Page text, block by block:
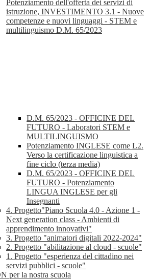
Potenziamento dell'offerta dei servizi di
istruzione, INVESTIMENTO 3.1 - Nuove
competenze e nuovi linguaggi - STEM e
multilinguismo D.M. 65/2023
D.M. 65/2023 - OFFICINE DEL
FUTURO - Laboratori STEM e
MULTILINGUISMO
Potenziamento INGLESE come L2.
Verso la certificazione linguistica a
fine ciclo (terza media)
D.M. 65/2023 - OFFICINE DEL
FUTURO - Potenziamento
LINGUA INGLESE per gli
Insegnanti
4. Progetto"Piano Scuola 4.0 - Azione 1 -
Next generation class - Ambienti di
apprendimento innovativi"
3. Progetto "animatori digitali 2022-2024"
2. Progetto "abilitazione al cloud - scuole"
1. Progetto "esperienza del cittadino nei
servizi pubblici - scuole"
per la nostra scuola